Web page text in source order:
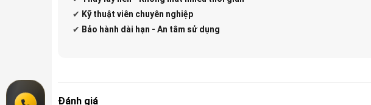
✔ Kỹ thuật viên chuyên nghiệp
✔ Bảo hành dài hạn - An tâm sử dụng
Đánh giá